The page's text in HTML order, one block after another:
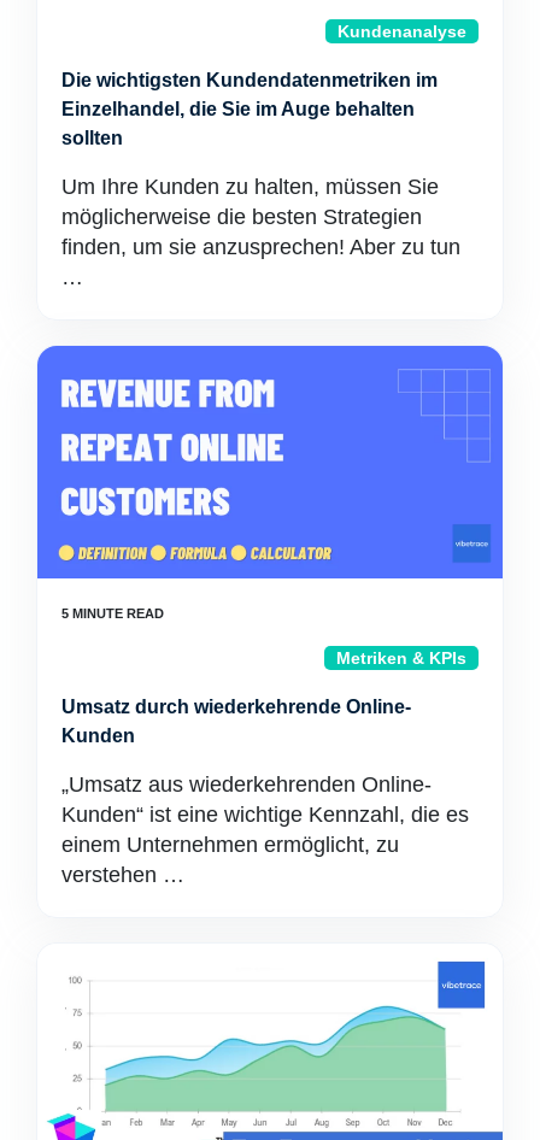
Kundenanalyse
Die wichtigsten Kundendatenmetriken im
Einzelhandel, die Sie im Auge behalten
sollten
Um Ihre Kunden zu halten, müssen Sie
möglicherweise die besten Strategien
finden, um sie anzusprechen! Aber zu tun
…
Metriken & KPIs
Umsatz durch wiederkehrende Online-
Kunden
„Umsatz aus wiederkehrenden Online-
Kunden“ ist eine wichtige Kennzahl, die es
einem Unternehmen ermöglicht, zu
verstehen …